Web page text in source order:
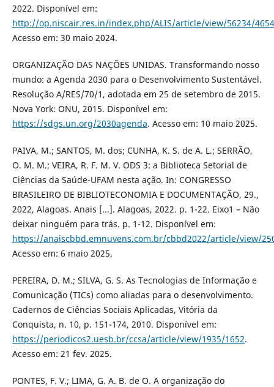
2022. Disponível em:
http://op.niscair.res.in/index.php/ALIS/article/view/56234/
Acesso em: 30 maio 2024.
ORGANIZAÇÃO DAS NAÇÕES UNIDAS. Transformando nosso
mundo: a Agenda 2030 para o Desenvolvimento Sustentável.
Resolução A/RES/70/1, adotada em 25 de setembro de 2015.
Nova York: ONU, 2015. Disponível em:
https://sdgs.un.org/2030agenda. Acesso em: 10 maio 2025.
PAIVA, M.; SANTOS, M. dos; CUNHA, K. S. de A. L.; SERRÃO,
O. M. M.; VEIRA, R. F. M. V. ODS 3: a Biblioteca Setorial de
Ciências da Saúde-UFAM nesta ação. In: CONGRESSO
BRASILEIRO DE BIBLIOTECONOMIA E DOCUMENTAÇÃO, 29.,
2022, Alagoas. Anais [...]. Alagoas, 2022. p. 1-22. Eixo1 – Não
deixar ninguém para trás. p. 1-12. Disponível em:
https://anaiscbbd.emnuvens.com.br/cbbd2022/article/view/
Acesso em: 6 maio 2025.
PEREIRA, D. M.; SILVA, G. S. As Tecnologias de Informação e
Comunicação (TICs) como aliadas para o desenvolvimento.
Cadernos de Ciências Sociais Aplicadas, Vitória da
Conquista, n. 10, p. 151-174, 2010. Disponível em:
https://periodicos2.uesb.br/ccsa/article/view/1935/1652.
Acesso em: 21 fev. 2025.
PONTES, F. V.; LIMA, G. A. B. de O. A organização do